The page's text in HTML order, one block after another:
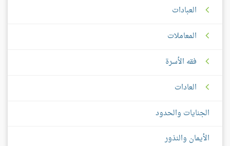
العبادات
المعاملات
فقه الأسرة
العادات
الجنايات والحدود
الأيمان والنذور